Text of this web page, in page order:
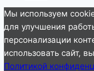
Мы используем
для улучшения
персонализации
использовать сайт,
Политикой